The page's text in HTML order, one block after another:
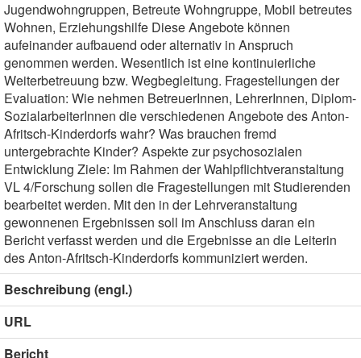
Jugendwohngruppen, Betreute Wohngruppe, Mobil betreutes
Wohnen, Erziehungshilfe Diese Angebote können
aufeinander aufbauend oder alternativ in Anspruch
genommen werden. Wesentlich ist eine kontinuierliche
Weiterbetreuung bzw. Wegbegleitung. Fragestellungen der
Evaluation: Wie nehmen BetreuerInnen, LehrerInnen, Diplom-
SozialarbeiterInnen die verschiedenen Angebote des Anton-
Afritsch-Kinderdorfs wahr? Was brauchen fremd
untergebrachte Kinder? Aspekte zur psychosozialen
Entwicklung Ziele: Im Rahmen der Wahlpflichtveranstaltung
VL 4/Forschung sollen die Fragestellungen mit Studierenden
bearbeitet werden. Mit den in der Lehrveranstaltung
gewonnenen Ergebnissen soll im Anschluss daran ein
Bericht verfasst werden und die Ergebnisse an die Leiterin
des Anton-Afritsch-Kinderdorfs kommuniziert werden.
Beschreibung (engl.)
URL
Bericht